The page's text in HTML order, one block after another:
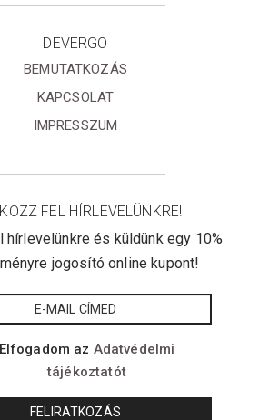
DEVERGO
BEMUTATKOZÁS
KAPCSOLAT
IMPRESSZUM
FEL HÍRLEVELÜNKRE!
és küldünk egy 10%
jogosító online kupont!
Elfogadom az Adatvédelmi
tájékoztatót